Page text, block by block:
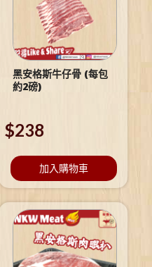
黑安格斯牛仔骨 (每包
約2磅)
$238
加入購物車